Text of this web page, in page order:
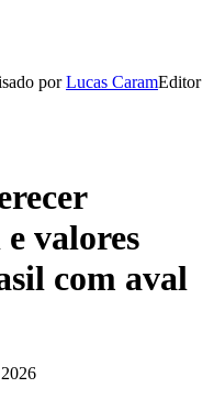
porLucas CaramEditor
valores
com aval